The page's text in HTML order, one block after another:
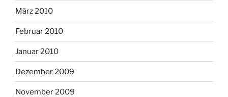
März 2010
Februar 2010
Januar 2010
Dezember 2009
November 2009